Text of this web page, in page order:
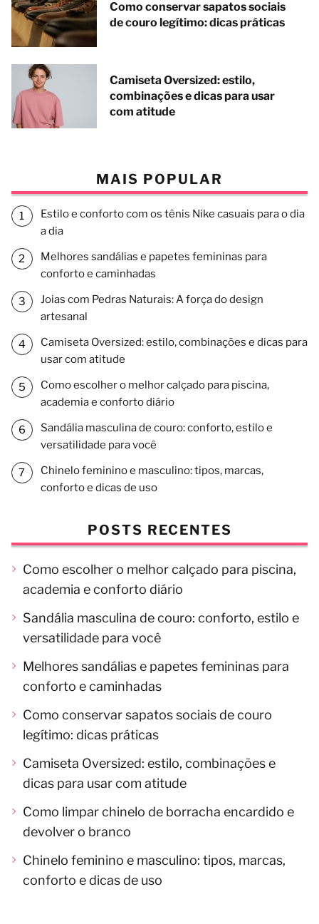
Como conservar sapatos sociais
de couro legítimo: dicas práticas
Camiseta Oversized: estilo,
combinações e dicas para usar
com atitude
MAIS POPULAR
Estilo e conforto com os tênis Nike casuais para o dia
a dia
Melhores sandálias e papetes femininas para
conforto e caminhadas
Joias com Pedras Naturais: A força do design
artesanal
Camiseta Oversized: estilo, combinações e dicas para
usar com atitude
Como escolher o melhor calçado para piscina,
academia e conforto diário
Sandália masculina de couro: conforto, estilo e
versatilidade para você
Chinelo feminino e masculino: tipos, marcas,
conforto e dicas de uso
POSTS RECENTES
Como escolher o melhor calçado para piscina,
academia e conforto diário
Sandália masculina de couro: conforto, estilo e
versatilidade para você
Melhores sandálias e papetes femininas para
conforto e caminhadas
Como conservar sapatos sociais de couro
legítimo: dicas práticas
Camiseta Oversized: estilo, combinações e
dicas para usar com atitude
Como limpar chinelo de borracha encardido e
devolver o branco
Chinelo feminino e masculino: tipos, marcas,
conforto e dicas de uso